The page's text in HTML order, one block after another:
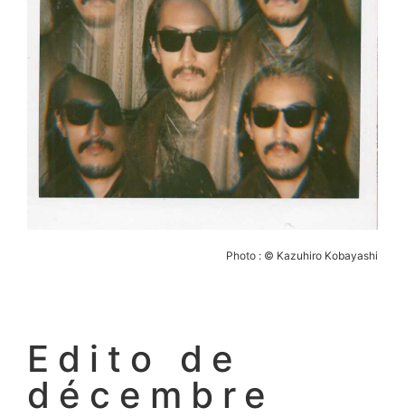
Photo : © Kazuhiro Kobayashi
Edito de
décembre